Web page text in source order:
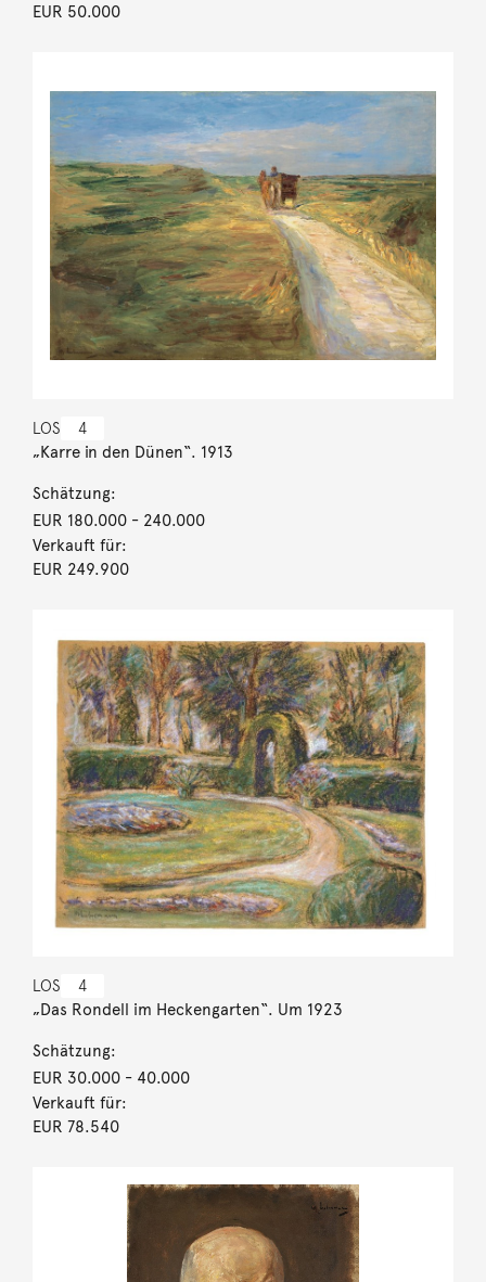
EUR 50.000
LOS 4
„Karre in den Dünen“. 1913
Schätzung:
EUR 180.000- 240.000
Verkauft für:
EUR 249.900
LOS 4
„Das Rondell im Heckengarten“. Um 1923
Schätzung:
EUR 30.000- 40.000
Verkauft für:
EUR 78.540